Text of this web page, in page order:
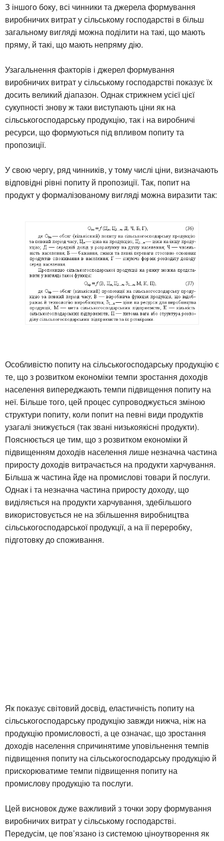
З іншого боку, всі чинники та джерела формування
виробничих витрат у сільському господарстві в більш
загальному вигляді можна поділити на такі, що мають
пряму, й такі, що мають непряму дію.
Узагальнення факторів і джерел формування
виробничих витрат у сільському господарстві показує їх
досить великий діапазон. Однак стрижнем усієї цієї
сукупності знову ж таки виступають ціни як на
сільськогосподарську продукцію, так і на виробничі
ресурси, що формуються під впливом попиту та
пропозиції.
У свою чергу, ряд чинників, у тому числі ціни, визначають
відповідні рівні попиту й пропозиції. Так, попит на
продукт у формалізованому вигляді можна виразити так:
Особливістю попиту на сільськогосподарську продукцію є
те, що з розвитком економіки темпи зростання доходів
населення випереджають темпи підвищення попиту на
неї. Більше того, цей процес супроводжується зміною
структури попиту, коли попит на певні види продуктів
узагалі знижується (так звані низькоякісні продукти).
Пояснюється це тим, що з розвитком економіки й
підвищенням доходів населення лише незначна частина
приросту доходів витрачається на продукти харчування.
Більша ж частина йде на промислові товари й послуги.
Однак і та незначна частина приросту доходу, що
виділяється на продукти харчування, здебільшого
використовується не на збільшення виробництва
сільськогосподарської продукції, а на її переробку,
підготовку до споживання.
Як показує світовий досвід, еластичність попиту на
сільськогосподарську продукцію завжди нижча, ніж на
продукцію промисловості, а це означає, що зростання
доходів населення спричинятиме уповільнення темпів
підвищення попиту на сільськогосподарську продукцію й
прискорюватиме темпи підвищення попиту на
промислову продукцію та послуги.
Цей висновок дуже важливий з точки зору формування
виробничих витрат у сільському господарстві.
Передусім, це пов’язано із системою ціноутворення як